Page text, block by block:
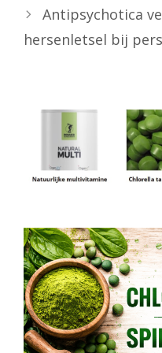
Antipsychotica
hersenletsel bij